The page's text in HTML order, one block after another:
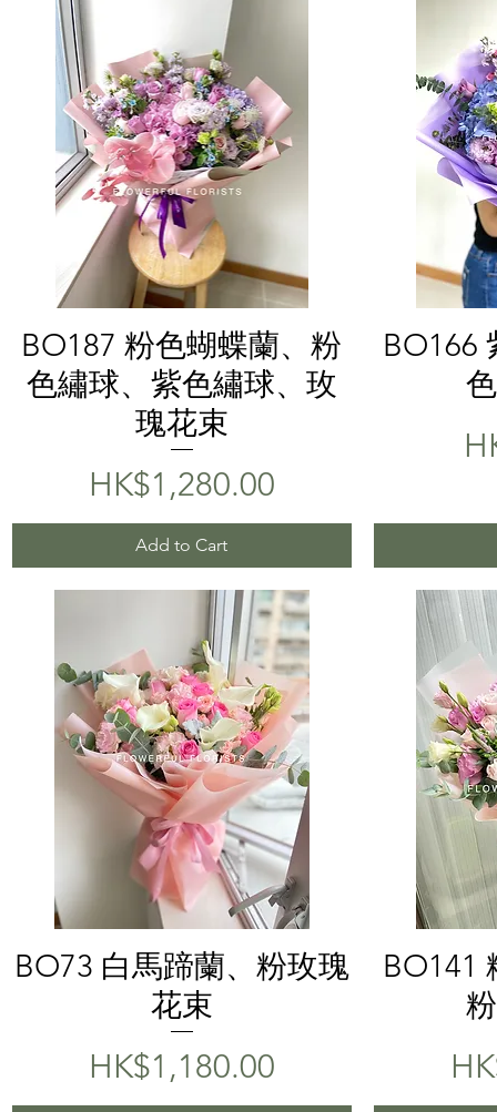
Quick View
BO187 粉色蝴蝶蘭、粉
色繡球、紫色繡球、玫
瑰花束
Price
HK$1,280.00
Add to Cart
BO166
Quick View
BO73 白馬蹄蘭、粉玫瑰
花束
Price
HK$1,180.00
BO141